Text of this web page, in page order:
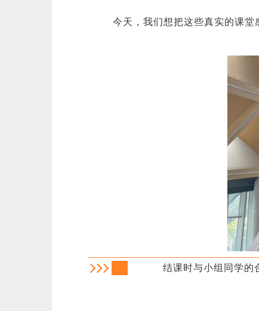
今天，我们想把这些真实的课堂
结课时与小组同学的